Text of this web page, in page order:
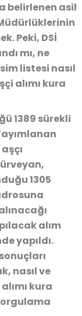
belirlenen asil
Peki, DSİ
mı, ne
listesi nasıl
alımı kura
1389 sürekli
1305
alım
yapıldı.
nasıl ve
kura